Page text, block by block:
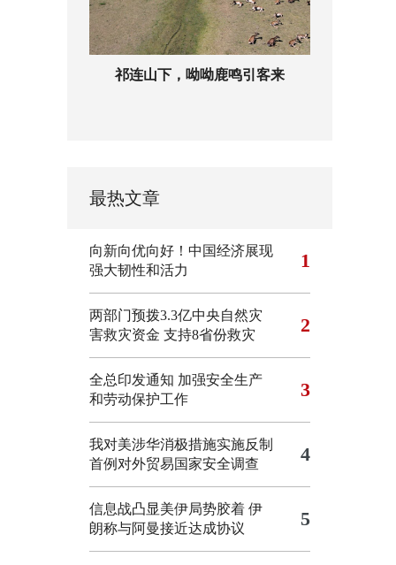
祁连山下，呦呦鹿鸣引客来
最热文章
向新向优向好！中国经济展现
强大韧性和活力
1
两部门预拨3.3亿中央自然灾
害救灾资金 支持8省份救灾
2
全总印发通知 加强安全生产
和劳动保护工作
3
我对美涉华消极措施实施反制
首例对外贸易国家安全调查
4
信息战凸显美伊局势胶着 伊
朗称与阿曼接近达成协议
5